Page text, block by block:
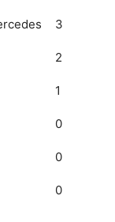
3
2
1
0
0
0